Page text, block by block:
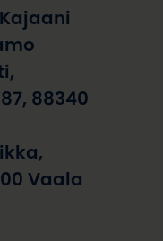
88340
Vaala